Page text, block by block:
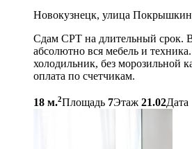
Новокузнецк, улица
Сдам СРТ на длительный срок.
абсолютно вся мебель и
холодильник, без морозильной
оплата по счетчикам.
18 м.2Площадь 7Этаж 21.02Дата